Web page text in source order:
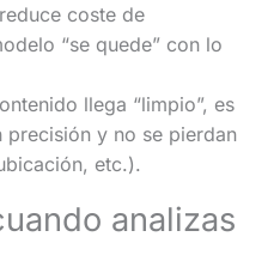
coste de
“se quede” con lo
llega “limpio”, es
precisión y no se pierdan
etc.).
analizas